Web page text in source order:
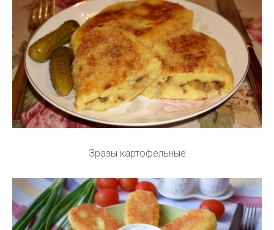
Зразы картофельные